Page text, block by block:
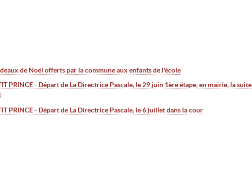
de Noël offerts par la commune aux enfants de l'école
PRINCE - Départ de La Directrice Pascale, le 29 juin 1ère étape, en mairie, la suite
PRINCE - Départ de La Directrice Pascale, le 6 juillet dans la cour